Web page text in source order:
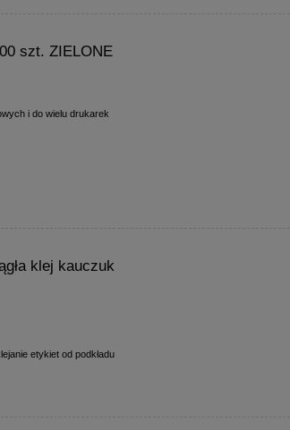
szt. ZIELONE
i do wielu drukarek
klej kauczuk
etykiet od podkładu